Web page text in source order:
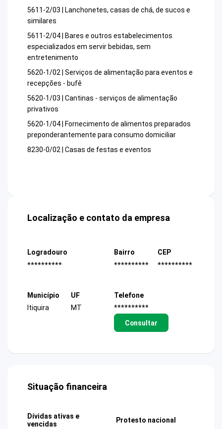
5611-2/03 | Lanchonetes, casas de chá, de sucos e
similares
5611-2/04 | Bares e outros estabelecimentos
especializados em servir bebidas, sem
entretenimento
5620-1/02 | Serviços de alimentação para eventos e
recepções - bufê
5620-1/03 | Cantinas - serviços de alimentação
privativos
5620-1/04 | Fornecimento de alimentos preparados
preponderantemente para consumo domiciliar
8230-0/02 | Casas de festas e eventos
Localização e contato da empresa
Logradouro
**********
Bairro
**********
CEP
**********
Município
Itiquira
UF
MT
Telefone
**********
Consultar
Situação financeira
Dívidas ativas e
vencidas
Protesto nacional